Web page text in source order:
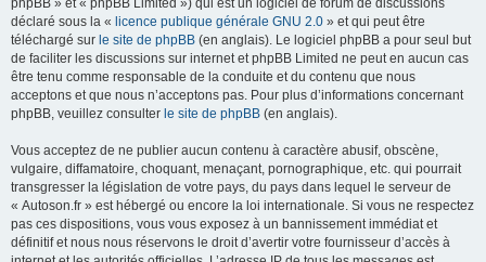
phpBB » et « phpBB Limited ») qui est un logiciel de forum de discussions
déclaré sous la « licence publique générale GNU 2.0 » et qui peut être
téléchargé sur le site de phpBB (en anglais). Le logiciel phpBB a pour seul but
de faciliter les discussions sur internet et phpBB Limited ne peut en aucun cas
être tenu comme responsable de la conduite et du contenu que nous
acceptons et que nous n’acceptons pas. Pour plus d’informations concernant
phpBB, veuillez consulter le site de phpBB (en anglais).
Vous acceptez de ne publier aucun contenu à caractère abusif, obscène,
vulgaire, diffamatoire, choquant, menaçant, pornographique, etc. qui pourrait
transgresser la législation de votre pays, du pays dans lequel le serveur de
« Autoson.fr » est hébergé ou encore la loi internationale. Si vous ne respectez
pas ces dispositions, vous vous exposez à un bannissement immédiat et
définitif et nous nous réservons le droit d’avertir votre fournisseur d’accès à